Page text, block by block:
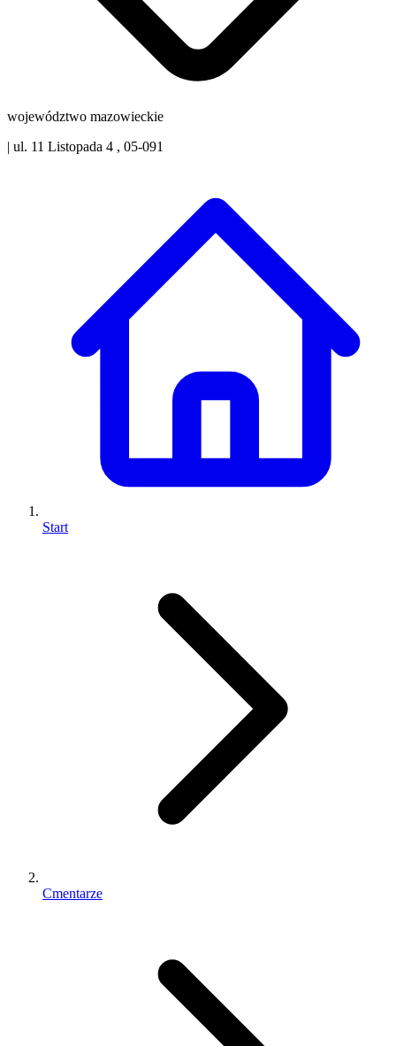
województwo mazowieckie
| ul. 11 Listopada 4 , 05-091
Start
Cmentarze